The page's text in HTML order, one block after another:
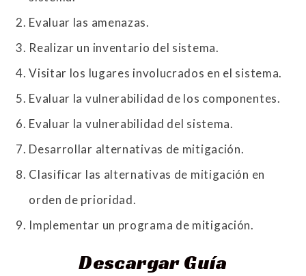
Evaluar las amenazas.
Realizar un inventario del sistema.
Visitar los lugares involucrados en el sistema.
Evaluar la vulnerabilidad de los componentes.
Evaluar la vulnerabilidad del sistema.
Desarrollar alternativas de mitigación.
Clasificar las alternativas de mitigación en
orden de prioridad.
Implementar un programa de mitigación.
Descargar Guía